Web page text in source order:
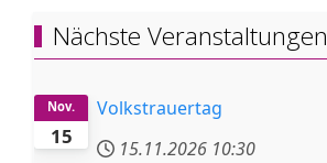
Nächste Veranstaltungen
15
Nov.
Volkstrauertag
15.11.2026 10:30